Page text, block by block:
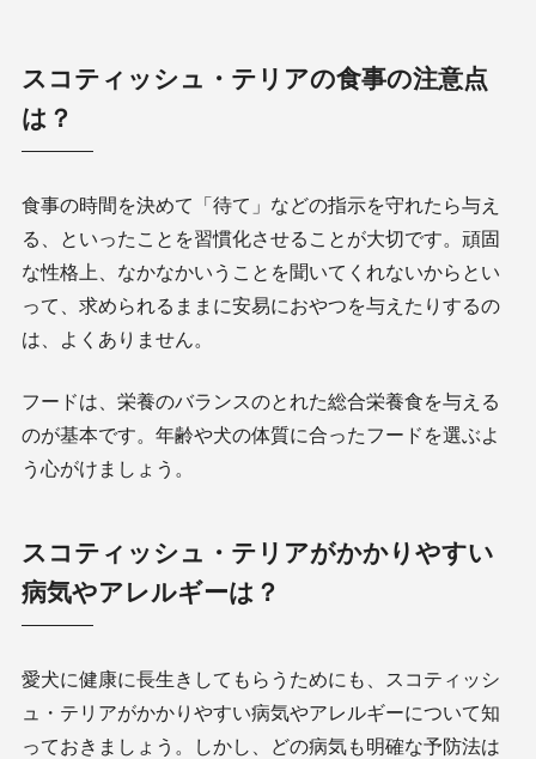
スコティッシュ・テリアの食事の注意点
は？
食事の時間を決めて「待て」などの指示を守れたら与え
る、といったことを習慣化させることが大切です。頑固
な性格上、なかなかいうことを聞いてくれないからとい
って、求められるままに安易におやつを与えたりするの
は、よくありません。
フードは、栄養のバランスのとれた総合栄養食を与える
のが基本です。年齢や犬の体質に合ったフードを選ぶよ
う心がけましょう。
スコティッシュ・テリアがかかりやすい
病気やアレルギーは？
愛犬に健康に長生きしてもらうためにも、スコティッシ
ュ・テリアがかかりやすい病気やアレルギーについて知
っておきましょう。しかし、どの病気も明確な予防法は